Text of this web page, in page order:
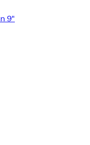
9"